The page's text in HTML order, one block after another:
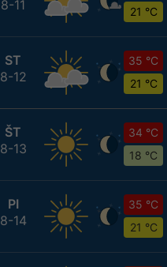
8-11
21 °C
ST
8-12
35 °C
21 °C
ŠT
8-13
34 °C
18 °C
PI
8-14
35 °C
21 °C